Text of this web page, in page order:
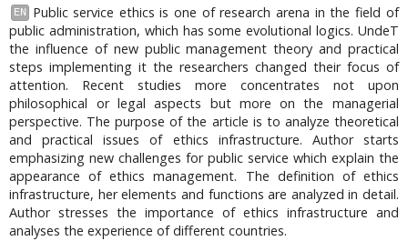
EN
Public service ethics is one of research arena in the field of
public administration, which has some evolutional logics. UndeT
the influence of new public management theory and practical
steps implementing it the researchers changed their focus of
attention. Recent studies more concentrates not upon
philosophical or legal aspects but more on the managerial
perspective. The purpose of the article is to analyze theoretical
and practical issues of ethics infrastructure. Author starts
emphasizing new challenges for public service which explain the
appearance of ethics management. The definition of ethics
infrastructure, her elements and functions are analyzed in detail.
Author stresses the importance of ethics infrastructure and
analyses the experience of different countries.